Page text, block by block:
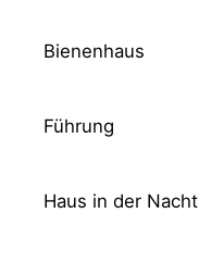
Bienenhaus
Führung
Haus in der Nacht